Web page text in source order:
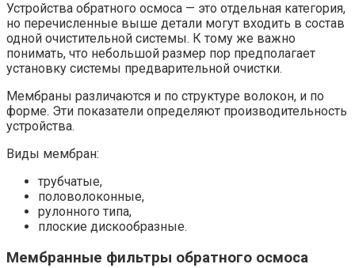
Устройства обратного осмоса — это отдельная категория,
но перечисленные выше детали могут входить в состав
одной очистительной системы. К тому же важно
понимать, что небольшой размер пор предполагает
установку системы предварительной очистки.
Мембраны различаются и по структуре волокон, и по
форме. Эти показатели определяют производительность
устройства.
Виды мембран:
трубчатые,
половолоконные,
рулонного типа,
плоские дискообразные.
Мембранные фильтры обратного осмоса